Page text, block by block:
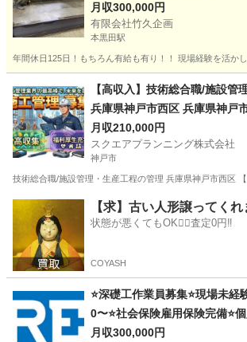
月収300,000円
有限会社竹久企画
本黒田駅
年間休日125日！もちろん有給も有り！！ 現場経験を活か
本黒田駅 土木 社員募集
【高収入】技術総合職/施設管
兵庫県神戸市西区 兵庫県神戸
総合職/施設管理・生産工程の管
月収210,000円
スクエアプランニング株式会社
神戸市
技術総合職/施設管理・生産工程の管理 兵庫県神戸市西区
施工管理
【求】古い人形譲ってくれ
状態が悪くてもOK🙆‍♀️査定0円‼️
COYASH
⭐️深礎工作業員募集⭐️現場未
0〜⭐️社会保険雇用保険完備⭐️
相談
月収300,000円